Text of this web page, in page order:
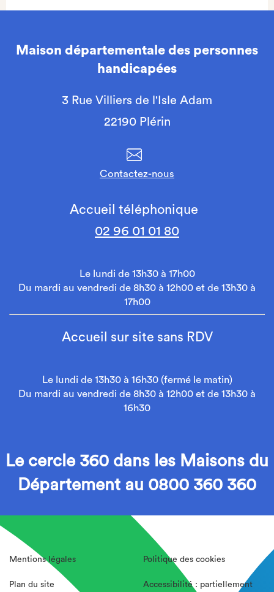
Maison départementale des personnes
handicapées
3 Rue Villiers de l'Isle Adam
22190 Plérin
Contactez-nous
Accueil téléphonique
02 96 01 01 80
Le lundi de 13h30 à 17h00
Du mardi au vendredi de 8h30 à 12h00 et de 13h30 à
17h00
Accueil sur site sans RDV
Le lundi de 13h30 à 16h30 (fermé le matin)
Du mardi au vendredi de 8h30 à 12h00 et de 13h30 à
16h30
Le cercle 360 dans les Maisons du
Département au 0800 360 360
Mentions légales
Plan du site
Politique des cookies
Accessibilité : partiellement